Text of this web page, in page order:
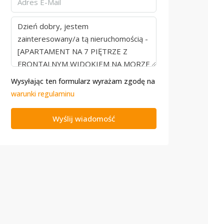
Wysyłając ten formularz wyrażam zgodę na
warunki regulaminu
Wyślij wiadomość